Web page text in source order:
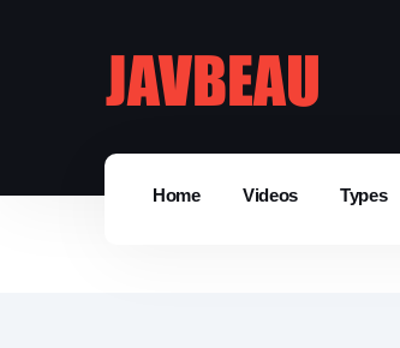
Home Videos Types